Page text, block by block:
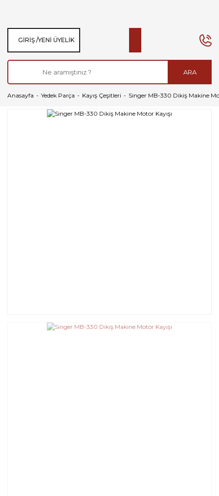
ARA
GIRIŞ /YENI ÜYELIK
Anasayfa Yedek Parça Kayış Çeşitleri Singer MB-330 Dikiş Makine